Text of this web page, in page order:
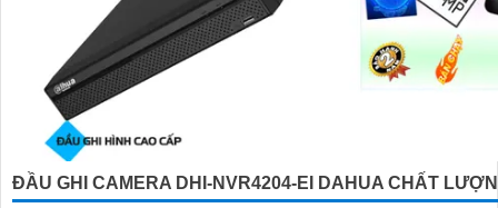
ĐẦU GHI CAMERA DHI-NVR4204-EI DAHUA CHẤT